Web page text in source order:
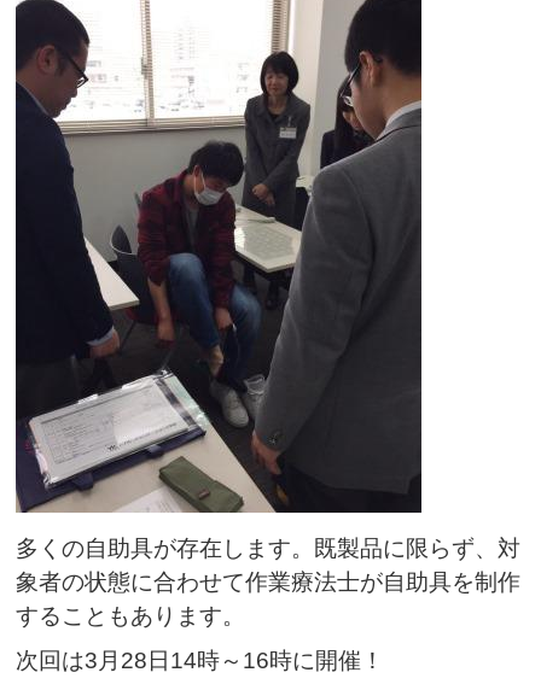
多くの自助具が存在します。既製品に限らず、対
象者の状態に合わせて作業療法士が自助具を制作
することもあります。
次回は3月28日14時～16時に開催！